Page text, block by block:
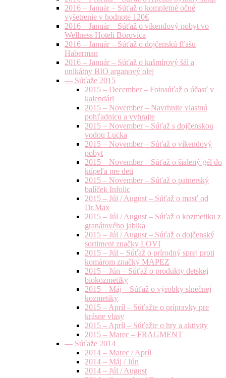
2016 – Január – Súťaž o kompletné očné
vyšetrenie v hodnote 120€
2016 – Január – Súťaž o víkendový pobyt vo
Wellness Hoteli Borovica
2016 – Január – Súťaž o dojčenskú fľašu
Haberman
2016 – Január – Súťaž o kašmírový šál a
unikátny BIO arganový olej
— Súťaže 2015
2015 – December – Fotosúťaž o účasť v
kalendári
2015 – November – Navrhnite vlastnú
pohľadnicu a vyhrajte
2015 – November – Súťaž s dojčenskou
vodou Lucka
2015 – November – Súťaž o víkendový
pobyt
2015 – November – Súťaž o šialený gél do
kúpeľa pre deti
2015 – November – Súťaž o patnerský
balíček Infolic
2015 – Júl / August – Súťaž o masť od
Dr.Max
2015 – Júl / August – Súťaž o kozmetiku z
granátového jablka
2015 – Júl / August – Súťaž o dojčenský
sortiment značky LOVI
2015 – Júl – Súťaž o prírodný sprej proti
komárom značky MAPEZ
2015 – Jún – Súťaž o produkty detskej
biokozmetiky
2015 – Máj – Súťaž o výrobky slnečnej
kozmetiky
2015 – Apríl – Súťažte o prípravky pre
krásne vlasy
2015 – Apríl – Súťažte o hry a aktivity
2015 – Marec – FRAGMENT
— Súťaže 2014
2014 – Marec / Apríl
2014 – Máj / Jún
2014 – Júl / August